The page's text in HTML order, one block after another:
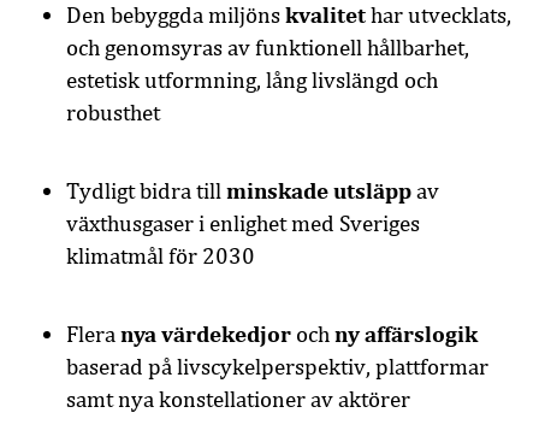
Den bebyggda miljönskvalitethar utvecklats,
och genomsyras av funktionell hållbarhet,
estetisk utformning, lång livslängd och
robusthet
Tydligt bidra till minskade utsläppav
växthusgaser i enlighet med Sveriges
klimatmål för 2030
Flera nya värdekedjor och ny affärslogik
baserad på livscykelperspektiv, plattformar
samt nya konstellationer av aktörer